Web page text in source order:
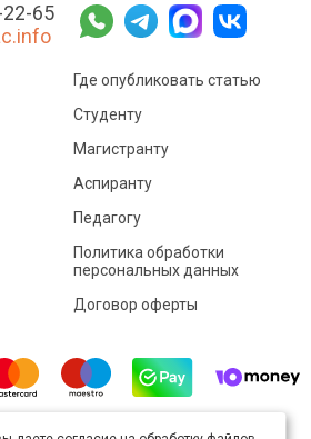
65
Где опубликовать статью
Студенту
Магистранту
Аспиранту
Педагогу
Политика обработки
персональных данных
Договор оферты